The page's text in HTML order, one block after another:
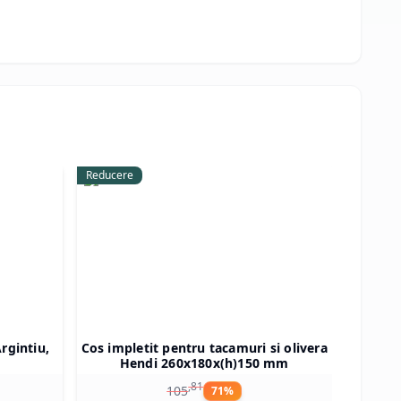
Reducere
Cos impletit pentru tacamuri si olivera
Hendi 260x180x(h)150 mm
105,81 71%